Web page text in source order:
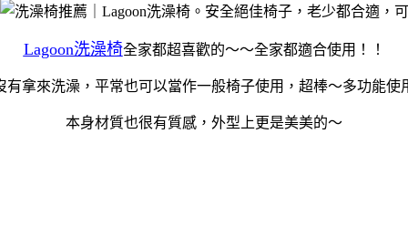
Lagoon洗澡椅全家都超喜歡的～～全家都適合使用！！
有拿來洗澡，平常也可以當作一般椅子使用，超棒～多功能使
本身材質也很有質感，外型上更是美美的～